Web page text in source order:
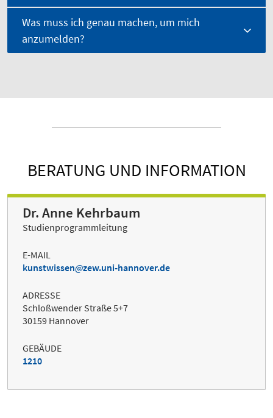
Was muss ich genau machen, um mich
anzumelden?
BERATUNG UND INFORMATION
Dr. Anne Kehrbaum
Studienprogrammleitung
E-MAIL
kunstwissen
zew.uni-hannover.de
ADRESSE
Schloßwender Straße 5+7
30159 Hannover
GEBÄUDE
1210